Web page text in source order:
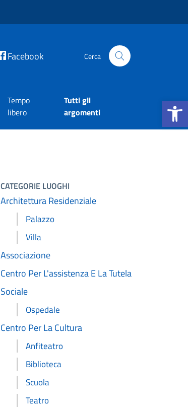
Apri la
Facebook Cerca
Tempo
libero
Tutti gli
argomenti
CATEGORIE LUOGHI
Architettura Residenziale
Palazzo
Villa
Associazione
Centro Per L'assistenza E La Tutela
Sociale
Ospedale
Centro Per La Cultura
Anfiteatro
Biblioteca
Scuola
Teatro